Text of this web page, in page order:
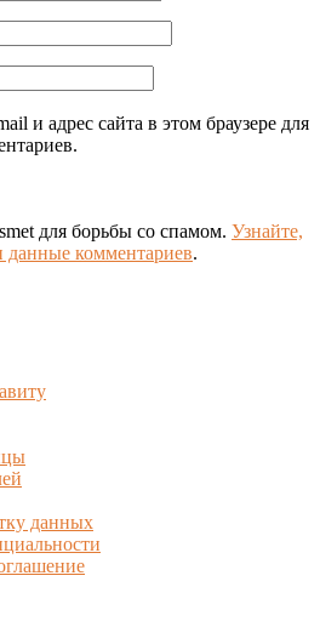
и адрес сайта в этом браузере для
для борьбы со спамом. Узнайте,
данные комментариев.
данных